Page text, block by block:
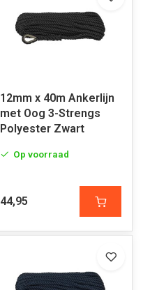
12mm x 40m Ankerlijn
met Oog 3-Strengs
Polyester Zwart
Op voorraad
44,95